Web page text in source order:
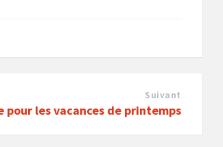
Suivant
pour les vacances de printemps